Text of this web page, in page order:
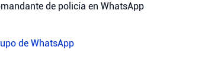
de policía en WhatsApp
de WhatsApp